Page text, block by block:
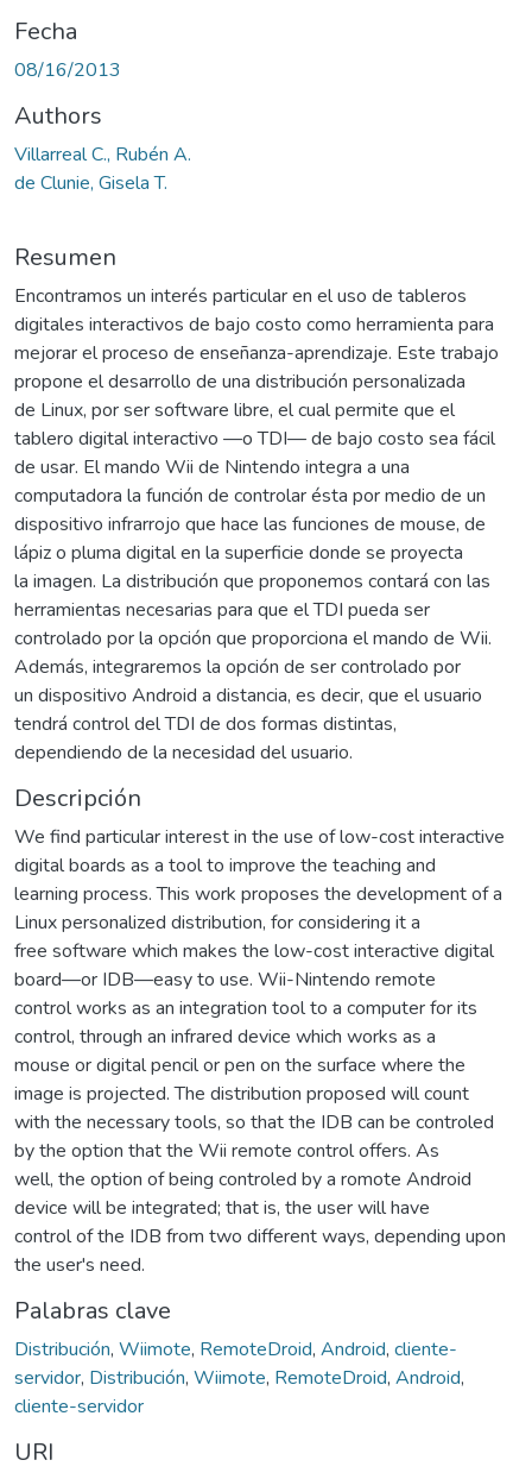
Fecha
08/16/2013
Authors
Villarreal C., Rubén A.
de Clunie, Gisela T.
Resumen
Encontramos un interés particular en el uso de tableros
digitales interactivos de bajo costo como herramienta para
mejorar el proceso de enseñanza-aprendizaje. Este trabajo
propone el desarrollo de una distribución personalizada
de Linux, por ser software libre, el cual permite que el
tablero digital interactivo —o TDI— de bajo costo sea fácil
de usar. El mando Wii de Nintendo integra a una
computadora la función de controlar ésta por medio de un
dispositivo infrarrojo que hace las funciones de mouse, de
lápiz o pluma digital en la superficie donde se proyecta
la imagen. La distribución que proponemos contará con las
herramientas necesarias para que el TDI pueda ser
controlado por la opción que proporciona el mando de Wii.
Además, integraremos la opción de ser controlado por
un dispositivo Android a distancia, es decir, que el usuario
tendrá control del TDI de dos formas distintas,
dependiendo de la necesidad del usuario.
Descripción
We find particular interest in the use of low-cost interactive
digital boards as a tool to improve the teaching and
learning process. This work proposes the development of a
Linux personalized distribution, for considering it a
free software which makes the low-cost interactive digital
board—or IDB—easy to use. Wii-Nintendo remote
control works as an integration tool to a computer for its
control, through an infrared device which works as a
mouse or digital pencil or pen on the surface where the
image is projected. The distribution proposed will count
with the necessary tools, so that the IDB can be controled
by the option that the Wii remote control offers. As
well, the option of being controled by a romote Android
device will be integrated; that is, the user will have
control of the IDB from two different ways, depending upon
the user's need.
Palabras clave
Distribución, Wiimote, RemoteDroid, Android, cliente-
servidor, Distribución, Wiimote, RemoteDroid, Android,
cliente-servidor
URI